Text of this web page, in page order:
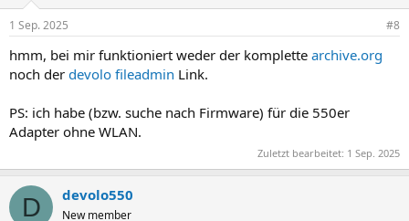
1 Sep. 2025 #8
hmm, bei mir funktioniert weder der komplette archive.org
noch der devolo fileadmin Link.
PS: ich habe (bzw. suche nach Firmware) für die 550er
Adapter ohne WLAN.
Zuletzt bearbeitet: 1 Sep. 2025
D devolo550
New member